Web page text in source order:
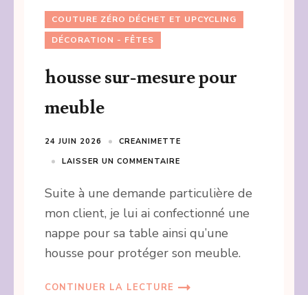
COUTURE ZÉRO DÉCHET ET UPCYCLING
DÉCORATION - FÊTES
housse sur-mesure pour
meuble
24 JUIN 2026
CREANIMETTE
LAISSER UN COMMENTAIRE
Suite à une demande particulière de
mon client, je lui ai confectionné une
nappe pour sa table ainsi qu’une
housse pour protéger son meuble.
CONTINUER LA LECTURE